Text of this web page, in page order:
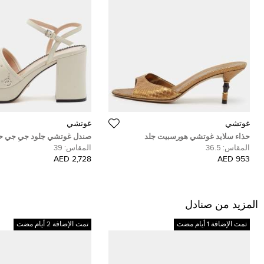
غوتشي
حذاء سلايد غوتشي هورسبيت جلد
غوتشيسيما بني داكن مقدمة مفتوحة مقاس
38
المقاس: 36.5
953 AED
غوتشي
إغلاق حول الكاحل جلد أبيض
المقاس: 39
2,728 AED
المزيد من صنادل
تمت الإضافة 1 أيام مضت تمت الإضافة 2 أيام مضت